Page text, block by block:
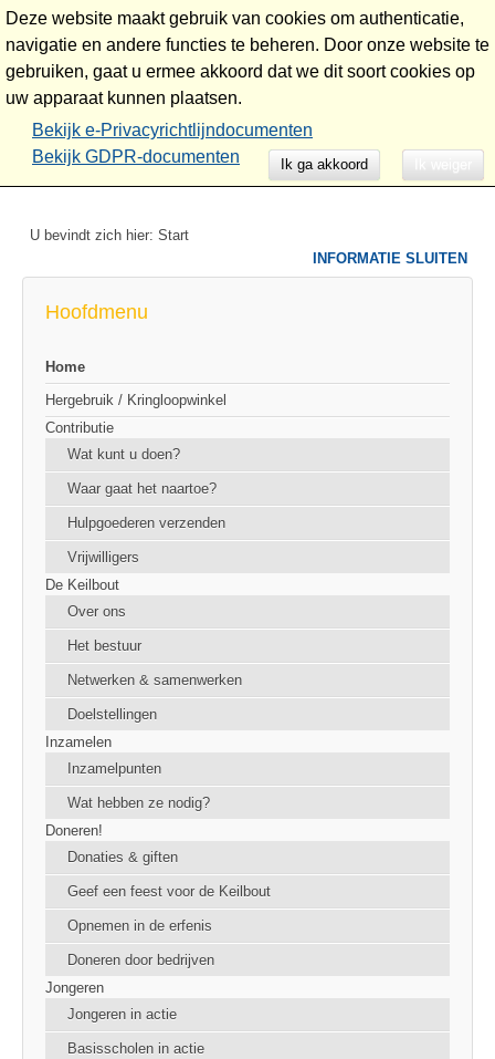
Stichting de Keilbout
U bevindt zich hier: Start
Hoofdmenu
Home
Hergebruik / Kringloopwinkel
Contributie
Wat kunt u doen?
Waar gaat het naartoe?
Hulpgoederen verzenden
Vrijwilligers
De Keilbout
Over ons
Het bestuur
Netwerken & samenwerken
Doelstellingen
Inzamelen
Inzamelpunten
Wat hebben ze nodig?
Doneren!
Donaties & giften
Geef een feest voor de Keilbout
Opnemen in de erfenis
Doneren door bedrijven
Jongeren
Jongeren in actie
Basisscholen in actie
INFORMATIE SLUITEN
Deze website maakt gebruik van cookies om authenticatie,
navigatie en andere functies te beheren. Door onze website te
gebruiken, gaat u ermee akkoord dat we dit soort cookies op
uw apparaat kunnen plaatsen.
Bekijk e-Privacyrichtlijndocumenten
Bekijk GDPR-documenten
Ik ga akkoord